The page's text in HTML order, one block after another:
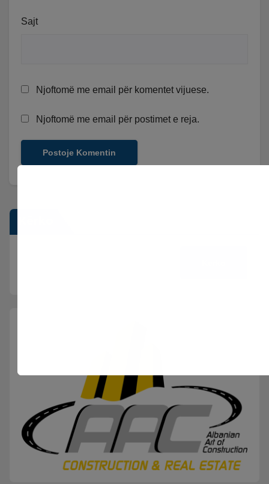
Sajt
Njoftomë me email për komentet vijuese.
Njoftomë me email për postimet e reja.